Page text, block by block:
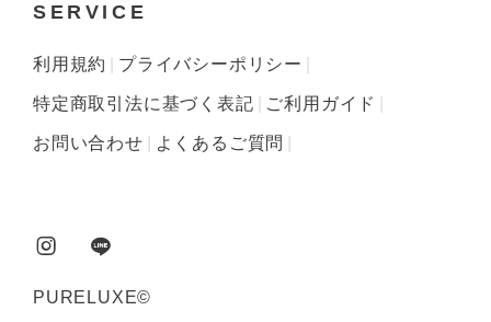
SERVICE
利用規約 プライバシーポリシー
特定商取引法に基づく表記 ご利用ガイド
お問い合わせ よくあるご質問
PURELUXE©